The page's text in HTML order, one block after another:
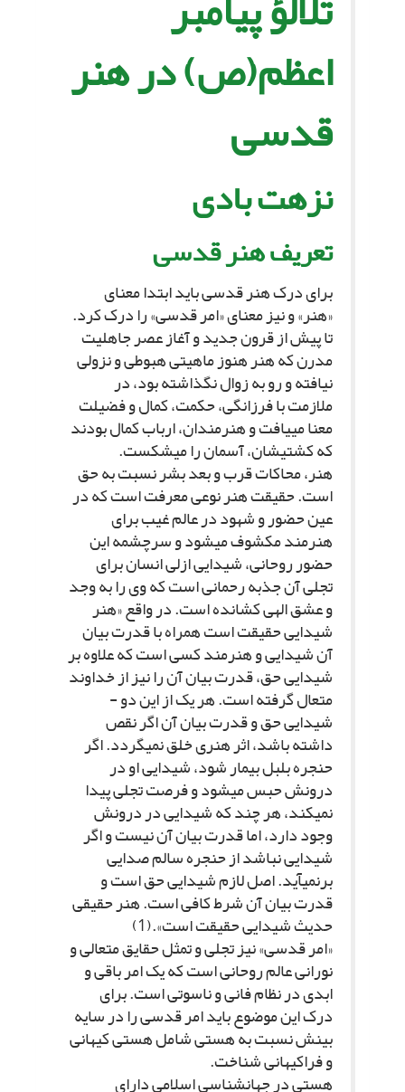
اعظم(ص) در هنر
قدسى‏
نزهت بادى‏
تعریف هنر قدسى‏
براى درک هنر قدسى باید ابتدا معناى
«هنر» و نیز معناى «امر قدسى» را درک کرد.
تا پیش از قرون جدید و آغاز عصر جاهلیت
مدرن که هنر هنوز ماهیتى هبوطى و نزولى
نیافته و رو به زوال نگذاشته بود، در
ملازمت با فرزانگى، حکمت، کمال و فضیلت
معنا مى‏یافت و هنرمندان، ارباب کمال بودند
که کشتى‏شان، آسمان را مى‏شکست.
هنر، محاکات قرب و بعد بشر نسبت به حق
است. حقیقت هنر نوعى معرفت است که در
عین حضور و شهود در عالم غیب براى
هنرمند مکشوف مى‏شود و سرچشمه این
حضور روحانى، شیدایى ازلى انسان براى
تجلى آن جذبه رحمانى است که وى را به وجد
و عشق الهى کشانده است. در واقع «هنر
شیدایى حقیقت است همراه با قدرت بیان
آن شیدایى و هنرمند کسى است که علاوه بر
شیدایى حق، قدرت بیان آن را نیز از خداوند
متعال گرفته است. هر یک از این دو -
شیدایى حق و قدرت بیان آن اگر نقص
داشته باشد، اثر هنرى خلق نمى‏گردد. اگر
حنجره بلبل بیمار شود، شیدایى او در
درونش حبس مى‏شود و فرصت تجلى پیدا
نمى‏کند، هر چند که شیدایى در درونش
وجود دارد، اما قدرت بیان آن نیست و اگر
شیدایى نباشد از حنجره سالم صدایى
برنمى‏آید. اصل لازم شیدایى حق است و
قدرت بیان آن شرط کافى است. هنر حقیقى
حدیث شیدایى حقیقت است».(1)
«امر قدسى» نیز تجلى و تمثل حقایق متعالى و
نورانى عالم روحانى است که یک امر باقى و
ابدى در نظام فانى و ناسوتى است. براى
درک این موضوع باید امر قدسى را در سایه
بینش نسبت به هستى شامل هستى کیهانى
و فراکیهانى شناخت.
هستى در جهان‏شناسى اسلامى داراى